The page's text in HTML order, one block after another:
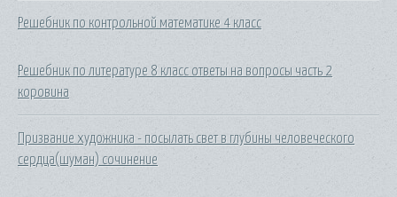
Решебник по контрольной математике 4 класс
Решебник по литературе 8 класс ответы на вопросы часть 2
коровина
Призвание художника - посылать свет в глубины человеческого
сердца(шуман) сочинение